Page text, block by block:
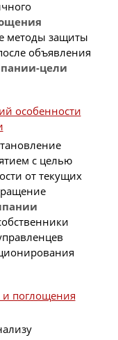
методы защиты
объявления
цели
особенности
с целью
от текущих
и поглощения